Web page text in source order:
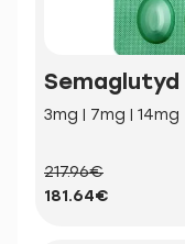
Semaglutyd
3mg | 7mg | 14mg
217.96€
181.64€